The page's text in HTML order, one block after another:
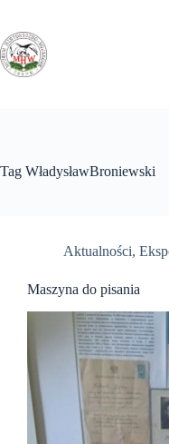
treści
Tag WładysławBroniewski
Aktualności,
Maszyna do pisania